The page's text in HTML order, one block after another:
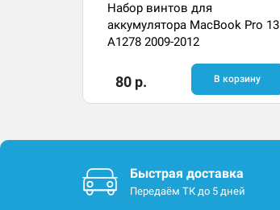
Набор винтов для
аккумулятора MacBook Pro 13
A1278 2009-2012
80 р. В корзину
Быстрая доставка
Передаём ТК до 5 дней